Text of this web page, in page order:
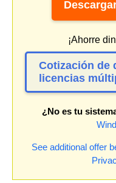
¡Ahorre
Cotización de
licencias
¿No es tu
See additional offer